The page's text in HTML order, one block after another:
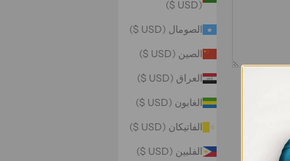
(USD $)
الصومال (USD $)
الصين (USD $)
العراق (USD $)
الغابون (USD $)
الفاتيكان (USD $)
الفلبين (USD $)